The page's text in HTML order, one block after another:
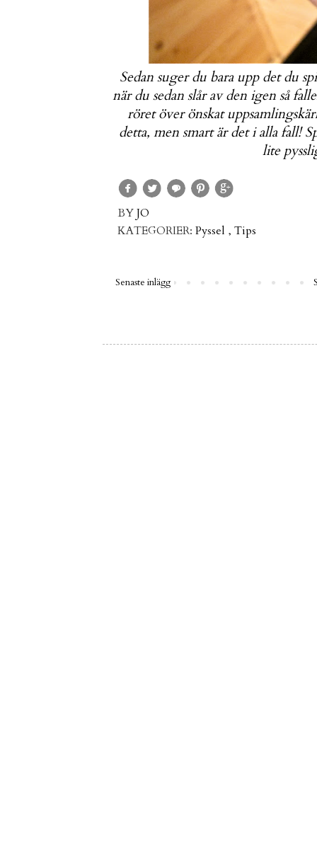
Sedan suger du bara upp det du
när du sedan slår av den igen så
röret över önskat
detta, men smart är det i alla fall!
lite
BYJO
KATEGORIER: Pyssel , Tips
Senaste inlägg